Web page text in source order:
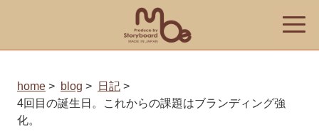
toggle
home blog
日記
4回目の誕生日。これからの課題はブランディング強
化。